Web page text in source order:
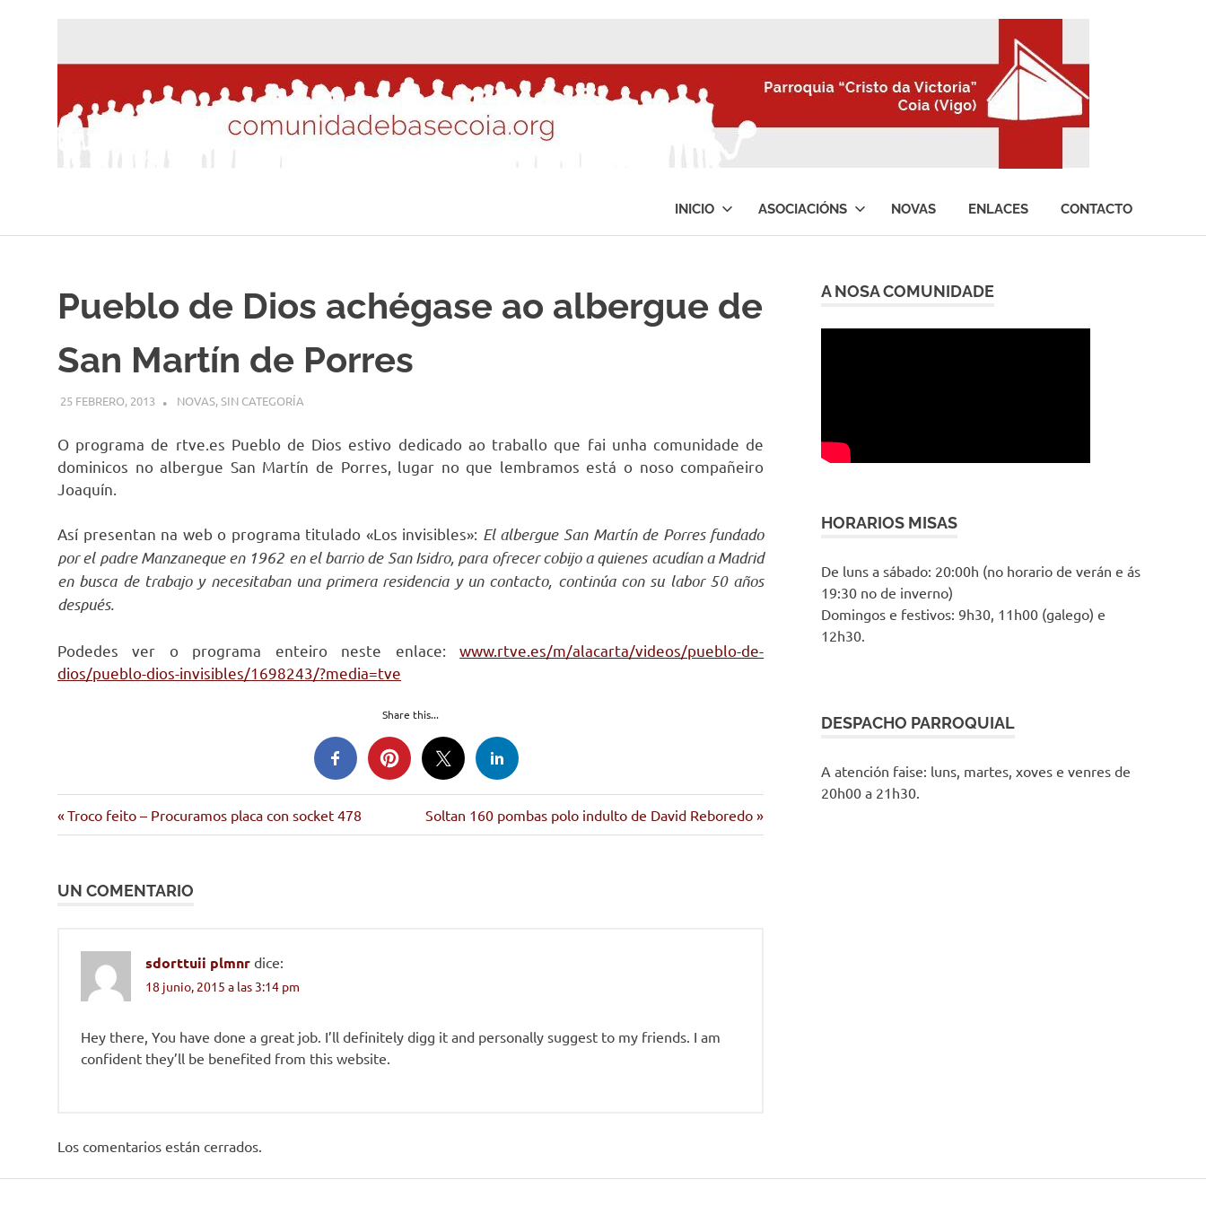
INICIO ASOCIACIÓNS NOVAS ENLACES CONTACTO
Pueblo de Dios achégase ao albergue de
San Martín de Porres
25 FEBRERO, 2013 DESARROLLO
NOVAS,SIN CATEGORÍA
O programa de rtve.es Pueblo de Dios estivo dedicado ao traballo que fai unha comunidade de
dominicos no albergue San Martín de Porres, lugar no que lembramos está o noso compañeiro
Joaquín.
Así presentan na web o programa titulado «Los invisibles»: El albergue San Martín de Porres fundado
por el padre Manzaneque en 1962 en el barrio de San Isidro, para ofrecer cobijo a quienes acudían a Madrid
en busca de trabajo y necesitaban una primera residencia y un contacto, continúa con su labor 50 años
después.
Podedes ver o programa enteiro neste enlace:www.rtve.es/m/alacarta/videos/pueblo-de-
dios/pueblo-dios-invisibles/1698243/?media=tve
Share this...
dominicos
Navegación
entradas
Entrada
anterior:
Troco feito – Procuramos placa con socket 478
Siguiente
entrada:
Soltan 160 pombas polo indulto de David Reboredo
UN COMENTARIO
sdorttuii plmnr dice:
18 junio, 2015 a las 3:14 pm
Hey there, You have done a great job. I’ll definitely digg it and personally suggest to my friends. I am
confident they’ll be benefited from this website.
Los comentarios están cerrados.
A NOSA COMUNIDADE
HORARIOS MISAS
De luns a sábado: 20:00h (no horario de verán e ás
19:30 no de inverno)
Domingos e festivos: 9h30, 11h00 (galego) e
12h30.
DESPACHO PARROQUIAL
A atención faise: luns, martes, xoves e venres de
20h00 a 21h30.